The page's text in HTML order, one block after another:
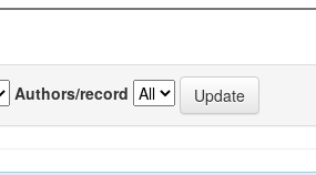
Authors/record